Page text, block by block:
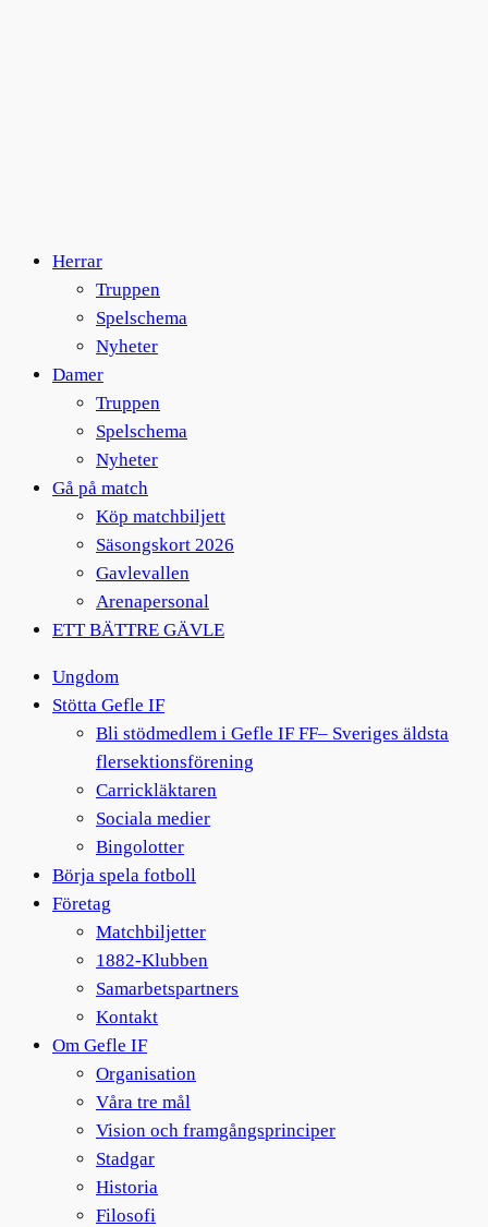
Herrar
Truppen
Spelschema
Nyheter
Damer
Truppen
Spelschema
Nyheter
Gå på match
Köp matchbiljett
Säsongskort 2026
Gavlevallen
Arenapersonal
ETT BÄTTRE GÄVLE
Ungdom
Stötta Gefle IF
Bli stödmedlem i Gefle IF FF– Sveriges äldsta
flersektionsförening
Carrickläktaren
Sociala medier
Bingolotter
Börja spela fotboll
Företag
Matchbiljetter
1882-Klubben
Samarbetspartners
Kontakt
Om Gefle IF
Organisation
Våra tre mål
Vision och framgångsprinciper
Stadgar
Historia
Filosofi